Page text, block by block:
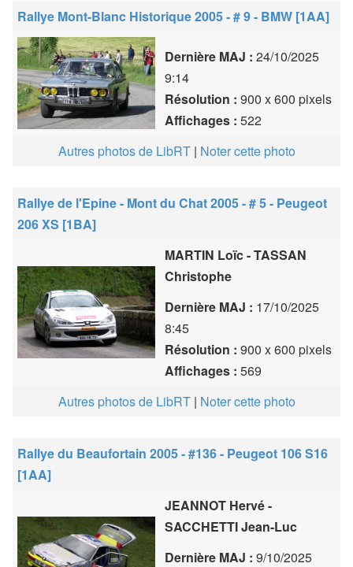
Rallye Mont-Blanc Historique 2005 - # 9 - BMW [1AA]
Dernière MAJ : 24/10/2025
9:14
Résolution : 900 x 600 pixels
Affichages : 522
Autres photos de LibRT| Noter cette photo
Rallye de l'Epine - Mont du Chat 2005 - # 5 - Peugeot
206 XS [1BA]
MARTIN Loïc - TASSAN
Christophe
Dernière MAJ : 17/10/2025
8:45
Résolution : 900 x 600 pixels
Affichages : 569
Autres photos de LibRT| Noter cette photo
Rallye du Beaufortain 2005 - #136 - Peugeot 106 S16
[1AA]
JEANNOT Hervé -
SACCHETTI Jean-Luc
Dernière MAJ : 9/10/2025